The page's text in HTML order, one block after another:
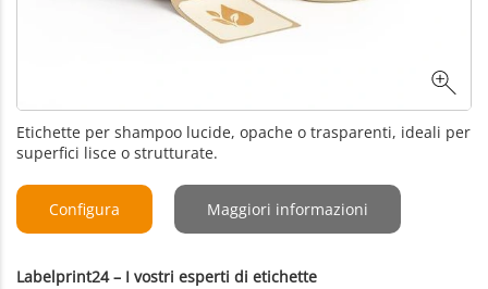
Etichette per shampoo lucide, opache o trasparenti, ideali per
superfici lisce o strutturate.
Configura Maggiori informazioni
Labelprint24 – I vostri esperti di etichette